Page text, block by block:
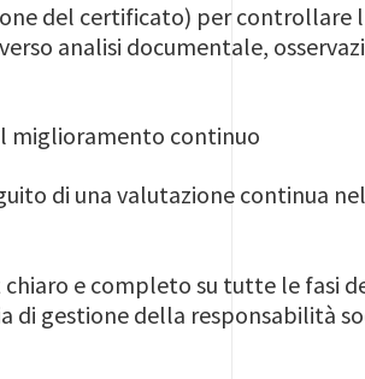
del certificato) per controllare
analisi documentale,
miglioramento continuo
di una valutazione continua
e completo su tutte le fasi
di gestione della responsabilità